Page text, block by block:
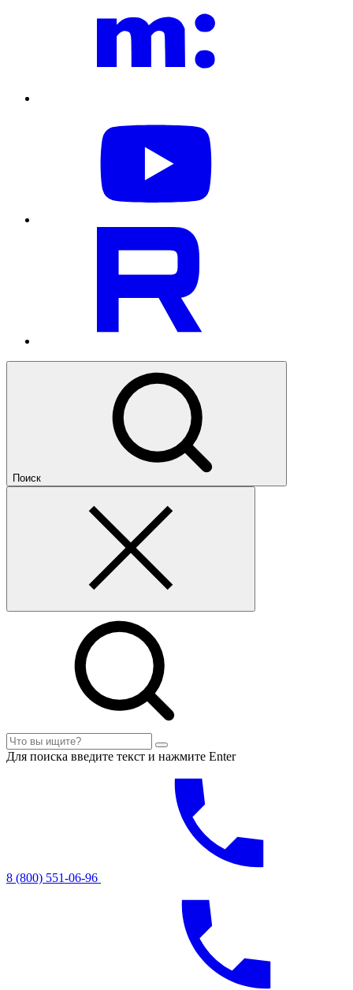
Поиск
Для поиска введите текст и нажмите Enter
8 (800) 551-06-96